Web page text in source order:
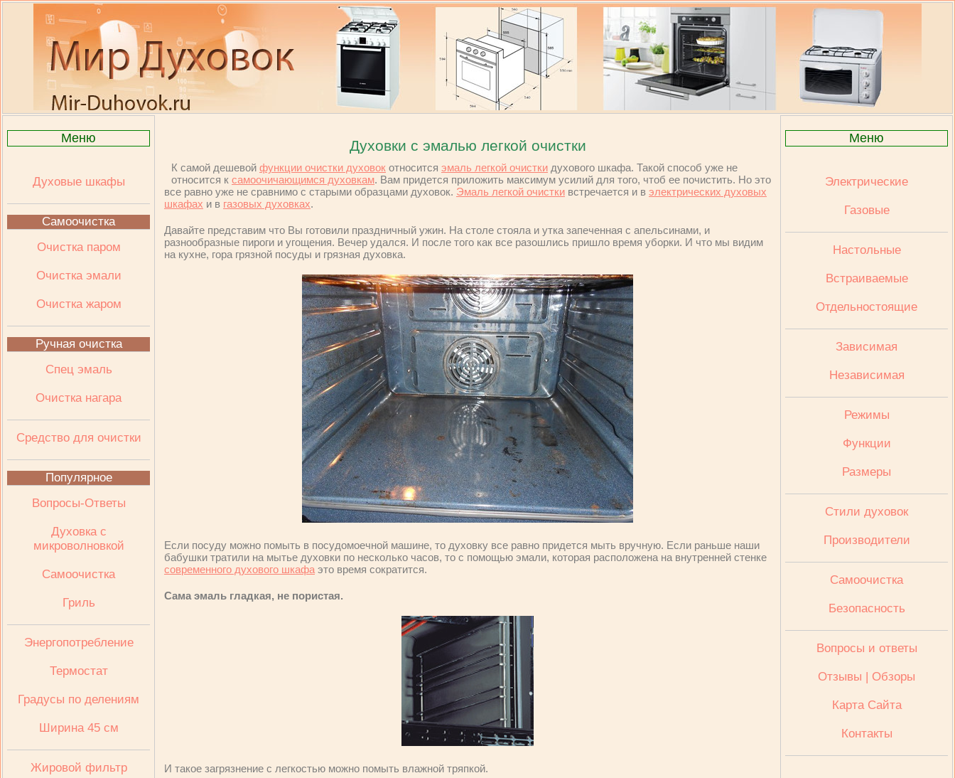
Меню
Духовые шкафы
Самоочистка
Очистка паром
Очистка эмали
Очистка жаром
Ручная очистка
Спец эмаль
Очистка нагара
Средство для очистки
Популярное
Вопросы-Ответы
Духовка с
микроволновкой
Самоочистка
Гриль
Энергопотребление
Термостат
Градусы по делениям
Ширина 45 см
Жировой фильтр
Духовки с эмалью легкой очистки
К самой дешевой функции очистки духовок относится эмаль легкой очистки духового шкафа. Такой способ уже не
относится к самоочичающимся духовкам. Вам придется приложить максимум усилий для того, чтоб ее почистить. Но это
все равно уже не сравнимо с старыми образцами духовок. Эмаль легкой очистки встречается и в электрических духовых
шкафах и в газовых духовках.
Давайте представим что Вы готовили праздничный ужин. На столе стояла и утка запеченная с апельсинами, и
разнообразные пироги и угощения. Вечер удался. И после того как все разошлись пришло время уборки. И что мы видим
на кухне, гора грязной посуды и грязная духовка.
Если посуду можно помыть в посудомоечной машине, то духовку все равно придется мыть вручную. Если раньше наши
бабушки тратили на мытье духовки по несколько часов, то с помощью эмали, которая расположена на внутренней стенке
современного духового шкафа это время сократится.
Сама эмаль гладкая, не пористая.
И такое загрязнение с легкостью можно помыть влажной тряпкой.
Меню
Электрические
Газовые
Настольные
Встраиваемые
Отдельностоящие
Зависимая
Независимая
Режимы
Функции
Размеры
Стили духовок
Производители
Cамоочистка
Безопасность
Вопросы и ответы
Отзывы | Обзоры
Карта Сайта
Контакты